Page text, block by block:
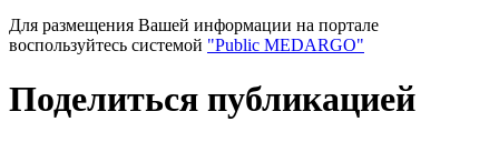
Для размещения Вашей информации на портале
воспользуйтесь системой "Public MEDARGO"
Поделиться публикацией